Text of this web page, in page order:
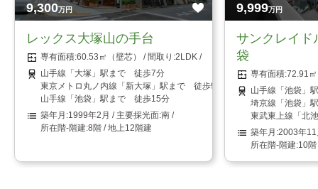
9,300万円
レックス大塚山の手台
60.53㎡（壁芯）
2LDK
山手線「大塚」駅まで 徒歩7分
東京メトロ丸ノ内線「新大塚」駅まで 徒歩9分
山手線「池袋」駅まで 徒歩15分
1999年2月
南
8階 / 地上12階建
9,999万円
サンクレイド
袋
72.91
山手線「池袋」
埼京線「池袋」
東武東上線「北
2003年11
10